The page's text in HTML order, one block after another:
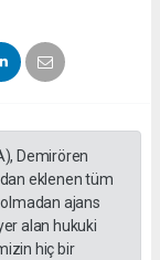
Demirören
eklenen tüm
ajans
alan hukuki
hiç bir